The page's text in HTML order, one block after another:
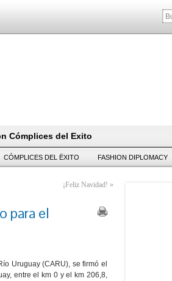
Cómplices del Exito
CÓMPLICES DEL ËXITO FASHION DIPLOMACY
¡Feliz Navidad! »
para el
Uruguay (CARU), se firmó el
entre el km 0 y el km 206,8,